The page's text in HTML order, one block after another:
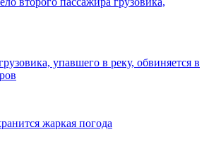
упавшего в реку, обвиняется в
жаркая погода